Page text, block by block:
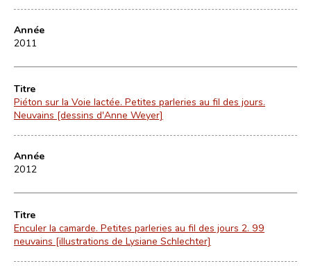
Année
2011
Titre
Piéton sur la Voie lactée. Petites parleries au fil des jours.
Neuvains [dessins d'Anne Weyer]
Année
2012
Titre
Enculer la camarde. Petites parleries au fil des jours 2. 99
neuvains [illustrations de Lysiane Schlechter]